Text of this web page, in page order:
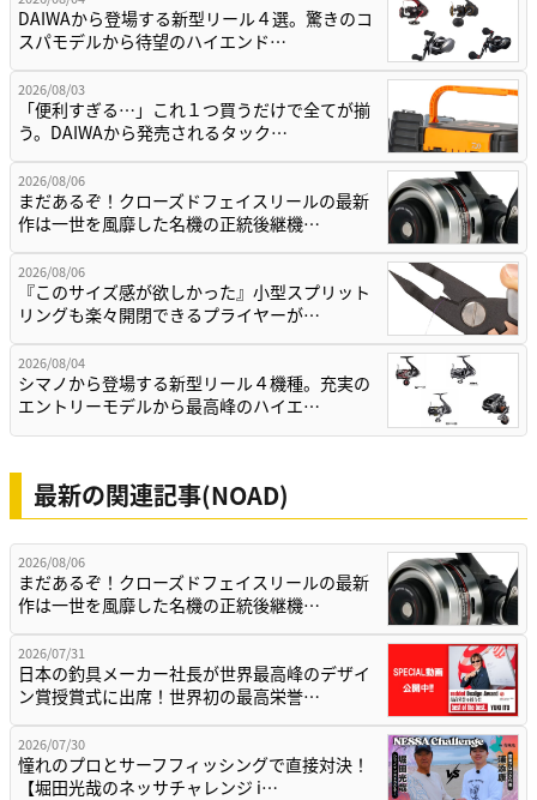
DAIWAから登場する新型リール４選。驚きのコ
スパモデルから待望のハイエンド…
2026/08/03
「便利すぎる…」これ１つ買うだけで全てが揃
う。DAIWAから発売されるタック…
2026/08/06
まだあるぞ！クローズドフェイスリールの最新
作は一世を風靡した名機の正統後継機…
2026/08/06
『このサイズ感が欲しかった』小型スプリット
リングも楽々開閉できるプライヤーが…
2026/08/04
シマノから登場する新型リール４機種。充実の
エントリーモデルから最高峰のハイエ…
最新の関連記事(NOAD)
2026/08/06
まだあるぞ！クローズドフェイスリールの最新
作は一世を風靡した名機の正統後継機…
2026/07/31
日本の釣具メーカー社長が世界最高峰のデザイ
ン賞授賞式に出席！世界初の最高栄誉…
2026/07/30
憧れのプロとサーフフィッシングで直接対決！
【堀田光哉のネッサチャレンジ i…